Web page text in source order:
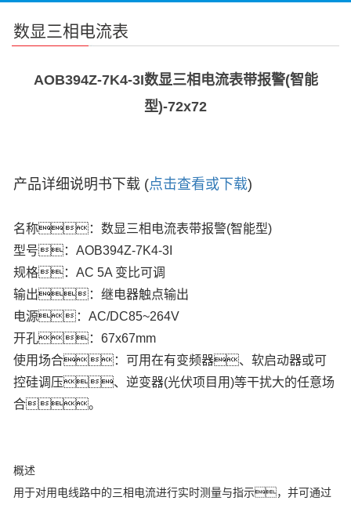
数显三相电流表
AOB394Z-7K4-3I数显三相电流表带报警(智能
型)-72x72
产品详细说明书下载 (点击查看或下载)
名称：数显三相电流表带报警(智能型)
型号：AOB394Z-7K4-3I
规格：AC 5A 变比可调
输出：继电器触点输出
电源：AC/DC85~264V
开孔：67x67mm
使用场合：可用在有变频器、软启动器或可
控硅调压、逆变器(光伏项目用)等干扰大的任意场
合。
概述
用于对用电线路中的三相电流进行实时测量与指示，并可通过